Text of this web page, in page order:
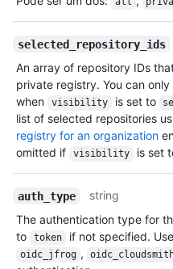
selected_repository_ids
An array of repository IDs
private registry. You can
when
visibility is set to
list of selected repositories
registry for an organization
omitted if
visibility is set
auth_type
string
The authentication type for
to
token if not specified. Use
oidc_jfrog ,